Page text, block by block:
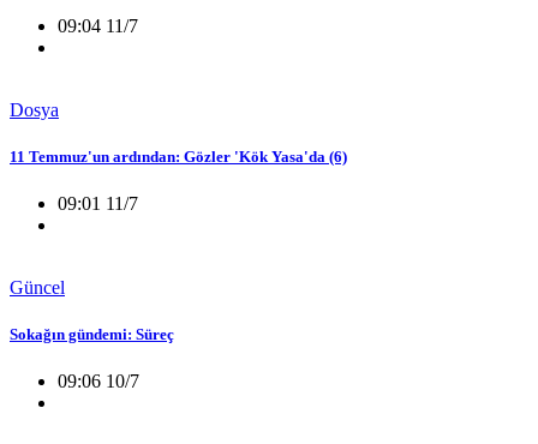
09:04 11/7
Dosya
11 Temmuz'un ardından: Gözler 'Kök Yasa'da (6)
09:01 11/7
Güncel
Sokağın gündemi: Süreç
09:06 10/7